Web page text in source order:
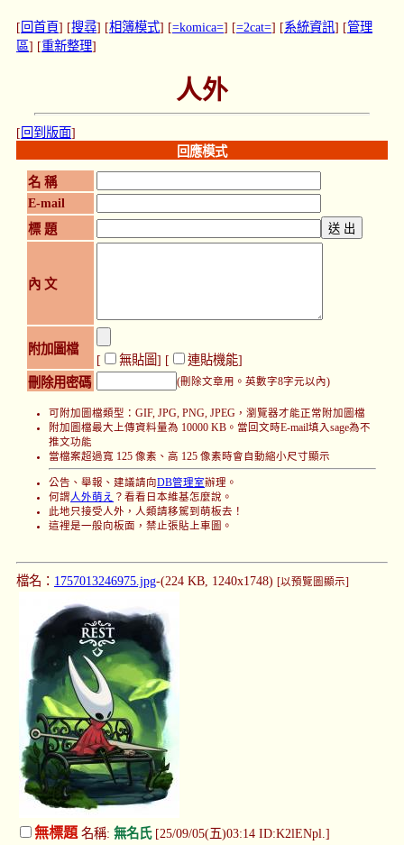
[ 回首頁] [搜尋] [相簿模式] [=komica=] [=2cat=] [系統資訊] [管理
區] [重新整理]
人外
[ 回到版面]
回應模式
名 稱
E-mail
標 題
內 文
附加圖檔
[ 無貼圖] [ 連貼機能]
刪除用密碼
(刪除文章用。英數字8字元以內)
可附加圖檔類型：GIF, JPG, PNG, JPEG，瀏覽器才能正常附加圖檔
附加圖檔最大上傳資料量為 10000 KB。當回文時E-mail填入sage為不
推文功能
當檔案超過寬 125 像素、高 125 像素時會自動縮小尺寸顯示
公告、舉報、建議請向 DB管理室辦理。
何謂 人外萌え ？看看日本維基怎麼說。
此地只接受人外，人類請移駕到萌板去！
這裡是一般向板面，禁止張貼上車圖。
檔名： 1757013246975.jpg-(224 KB, 1240x1748) [以預覽圖顯示]
無標題名稱: 無名氏[25/09/05(五)03:14 ID:K2lENpl.]